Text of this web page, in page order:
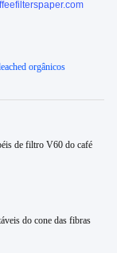
orgânicos
de filtro V60 do café
do cone das fibras